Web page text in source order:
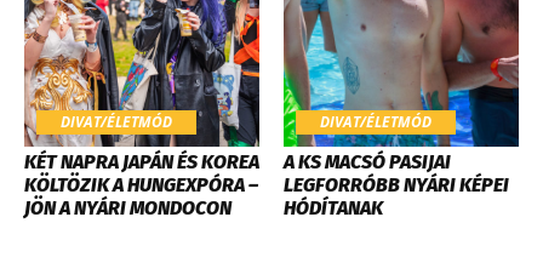
DIVAT/ÉLETMÓD
KÉT NAPRA JAPÁN ÉS KOREA
KÖLTÖZIK A HUNGEXPÓRA –
JÖN A NYÁRI MONDOCON
DIVAT/ÉLETMÓD
A KS MACSÓ PASIJAI
LEGFORRÓBB NYÁRI KÉPEI
HÓDÍTANAK